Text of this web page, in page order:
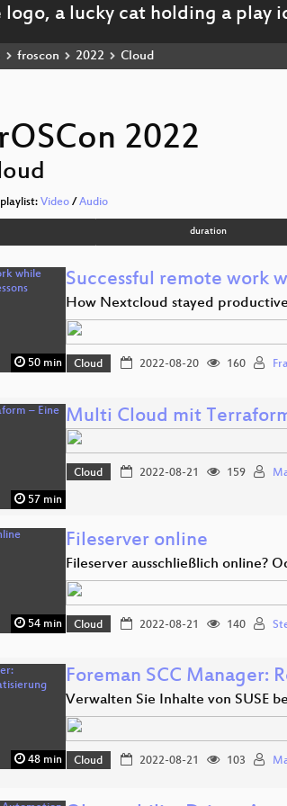
froscon 2022 Cloud
2022
Video / Audio
duration
50 min
Successful remote work
How Nextcloud stayed
Cloud 2022-08-20 160
57 min
Multi Cloud mit
Cloud 2022-08-21 159
54 min
Fileserver online
Fileserver ausschließlich online?
Cloud 2022-08-21 140
48 min
Foreman SCC Manager:
Verwalten Sie Inhalte von SUSE
Cloud 2022-08-21 103